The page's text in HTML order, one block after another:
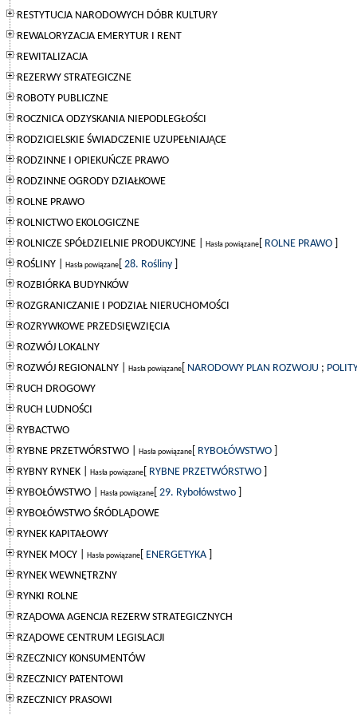
RESTYTUCJA NARODOWYCH DÓBR KULTURY
REWALORYZACJA EMERYTUR I RENT
REWITALIZACJA
REZERWY STRATEGICZNE
ROBOTY PUBLICZNE
ROCZNICA ODZYSKANIA NIEPODLEGŁOŚCI
RODZICIELSKIE ŚWIADCZENIE UZUPEŁNIAJĄCE
RODZINNE I OPIEKUŃCZE PRAWO
RODZINNE OGRODY DZIAŁKOWE
ROLNE PRAWO
ROLNICTWO EKOLOGICZNE
ROLNICZE SPÓŁDZIELNIE PRODUKCYJNE |
Hasła powiązane ROLNE PRAWO
ROŚLINY |
Hasła powiązane 28. Rośliny
ROZBIÓRKA BUDYNKÓW
ROZGRANICZANIE I PODZIAŁ NIERUCHOMOŚCI
ROZRYWKOWE PRZEDSIĘWZIĘCIA
ROZWÓJ LOKALNY
ROZWÓJ REGIONALNY |
Hasła powiązane NARODOWY PLAN ROZWOJU ;
RUCH DROGOWY
RUCH LUDNOŚCI
RYBACTWO
RYBNE PRZETWÓRSTWO |
Hasła powiązane RYBOŁÓWSTWO
RYBNY RYNEK |
Hasła powiązane RYBNE PRZETWÓRSTWO
RYBOŁÓWSTWO |
Hasła powiązane 29. Rybołówstwo
RYBOŁÓWSTWO ŚRÓDLĄDOWE
RYNEK KAPITAŁOWY
RYNEK MOCY |
Hasła powiązane ENERGETYKA
RYNEK WEWNĘTRZNY
RYNKI ROLNE
RZĄDOWA AGENCJA REZERW STRATEGICZNYCH
RZĄDOWE CENTRUM LEGISLACJI
RZECZNICY KONSUMENTÓW
RZECZNICY PATENTOWI
RZECZNICY PRASOWI